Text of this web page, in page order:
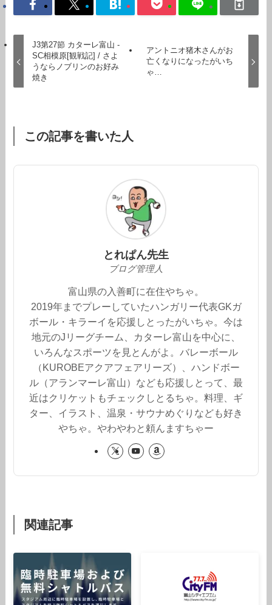
J3第27節 カターレ富山 -
SC相模原[観戦記] / さよ
うならノブリンのお好み
焼き
アントニオ猪木さんがお
亡くなりになったがいち
ゃ…
この記事を書いた人
とれぱん先生
ブログ管理人
富山県の入善町に在住やちゃ。
2019年までプレーしていたハンガリー代表GKガ
ボール・キラーイを応援しとったがいちゃ。今は
地元のJリーグチーム、カターレ富山を中心に、
いろんなスポーツを見とんがよ。バレーボール
（KUROBEアクアフェアリーズ）、ハンドボー
ル（アランマーレ富山）なども応援しとって、最
近はクリケットもチェックしとるちゃ。料理、ギ
ター、イラスト、温泉・サウナめぐりなども好き
やちゃ。やわやわと頼んますちゃー
関連記事